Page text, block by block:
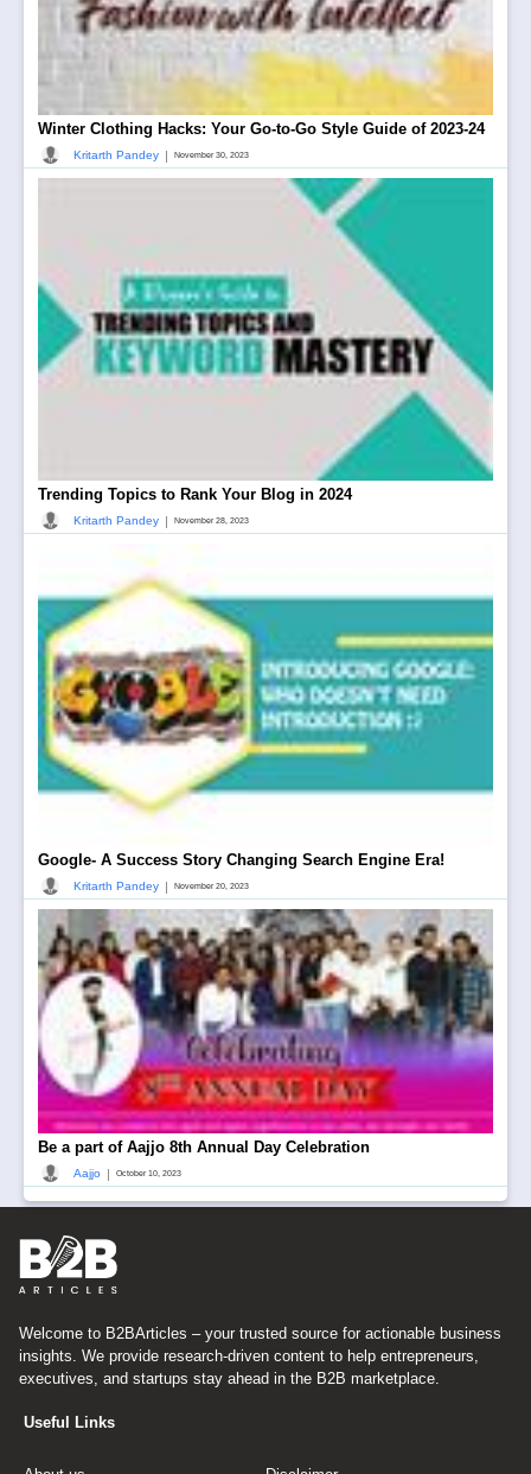
Winter Clothing Hacks: Your Go-to-Go Style Guide of 2023-24
Kritarth Pandey | November 30, 2023
Trending Topics to Rank Your Blog in 2024
Kritarth Pandey | November 28, 2023
Google- A Success Story Changing Search Engine Era!
Kritarth Pandey | November 20, 2023
Be a part of Aajjo 8th Annual Day Celebration
Aajjo | October 10, 2023
Welcome to B2BArticles – your trusted source for actionable business
insights. We provide research-driven content to help entrepreneurs,
executives, and startups stay ahead in the B2B marketplace.
Useful Links